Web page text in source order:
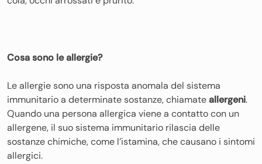
Cosa sono le allergie?
Le allergie sono una risposta anomala del sistema
immunitario a determinate sostanze, chiamateallergeni.
Quando una persona allergica viene a contatto con un
allergene, il suo sistema immunitario rilascia delle
sostanze chimiche, come l’istamina, che causano i sintomi
allergici.